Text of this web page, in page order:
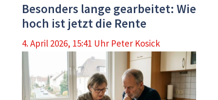
Besonders lange gearbeitet: Wie
hoch ist jetzt die Rente
4. April 2026, 15:41 Uhr Peter Kosick